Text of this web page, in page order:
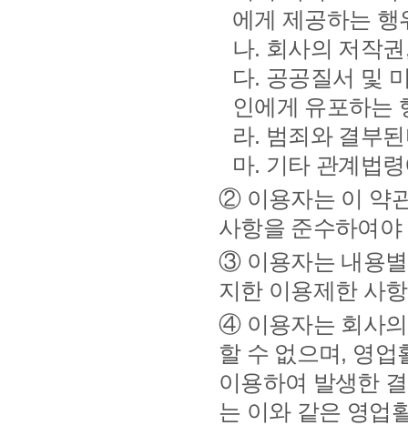
에게 제공하는 행
나. 회사의 저작
다. 공공질서 및
인에게 유포하는
라. 범죄와 결부
마. 기타 관계법
② 이용자는 이 약
사항을 준수하여야
③ 이용자는 내용
지한 이용제한 사
④ 이용자는 회사
할 수 없으며, 영업
이용하여 발생한
는 이와 같은 영업